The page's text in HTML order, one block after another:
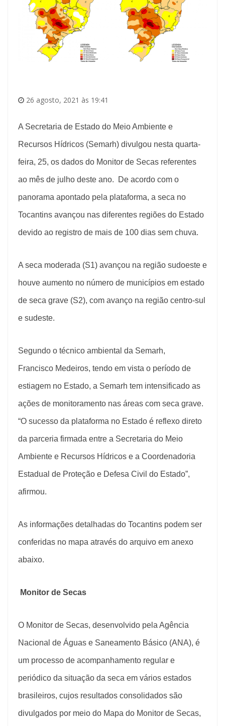
26 agosto, 2021 às 19:41
A Secretaria de Estado do Meio Ambiente e
Recursos Hídricos (Semarh) divulgou nesta quarta-
feira, 25, os dados do Monitor de Secas referentes
ao mês de julho deste ano. De acordo com o
panorama apontado pela plataforma, a seca no
Tocantins avançou nas diferentes regiões do Estado
devido ao registro de mais de 100 dias sem chuva.
A seca moderada (S1) avançou na região sudoeste e
houve aumento no número de municípios em estado
de seca grave (S2), com avanço na região centro-sul
e sudeste.
Segundo o técnico ambiental da Semarh,
Francisco Medeiros, tendo em vista o período de
estiagem no Estado, a Semarh tem intensificado as
ações de monitoramento nas áreas com seca grave.
“O sucesso da plataforma no Estado é reflexo direto
da parceria firmada entre a Secretaria do Meio
Ambiente e Recursos Hídricos e a Coordenadoria
Estadual de Proteção e Defesa Civil do Estado”,
afirmou.
As informações detalhadas do Tocantins podem ser
conferidas no mapa através do arquivo em anexo
abaixo.
Monitor de Secas
O Monitor de Secas, desenvolvido pela Agência
Nacional de Águas e Saneamento Básico (ANA), é
um processo de acompanhamento regular e
periódico da situação da seca em vários estados
brasileiros, cujos resultados consolidados são
divulgados por meio do Mapa do Monitor de Secas,